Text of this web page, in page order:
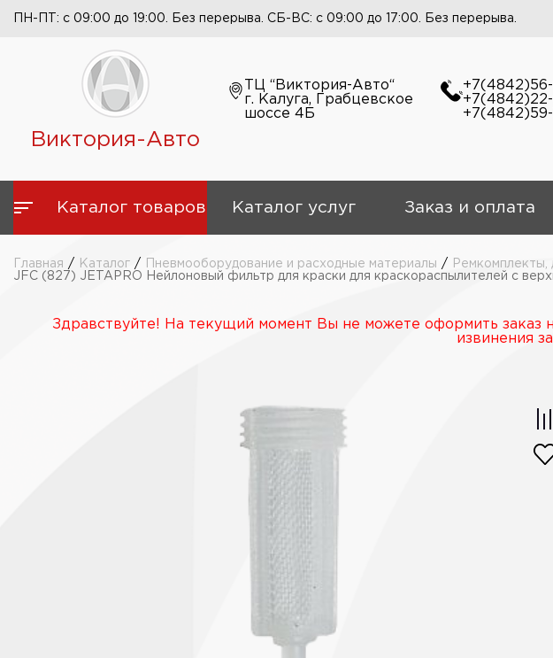
ПН-ПТ: с 09:00 до 19:00. Без перерыва. СБ-ВС: с 09:00 до 17:00. Без перерыва.
Виктория-Авто
ТЦ “Виктория-Авто“
г. Калуга, Грабцевское
шоссе 4Б
+7(4842)59-
Каталог товаров Каталог услуг Заказ и оплата
Главная / Каталог / Пневмооборудование и расходные материалы / Ремкомплекты,
JFC (827) JETAPRO Нейлоновый фильтр для краски для краскораспылителей с
Здравствуйте! На текущий момент Вы не можете оформить заказ
извинения